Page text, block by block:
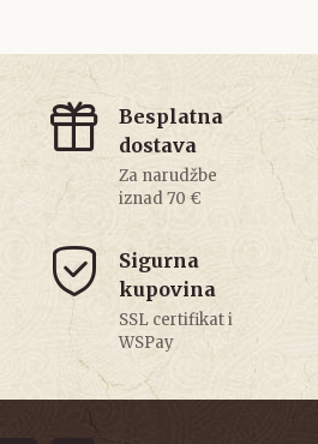
Besplatna
dostava
Za narudžbe
iznad 70 €
Sigurna
kupovina
SSL certifikat i
WSPay